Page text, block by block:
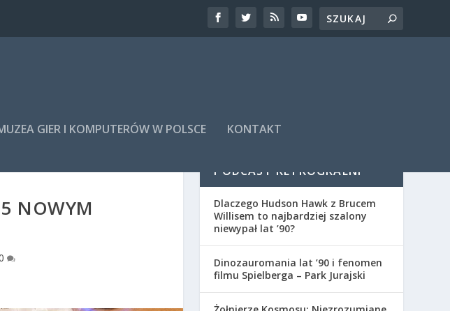
GIER I KOMPUTERÓW W POLSCE KONTAKT
NOWYM
PODCAST RETROGRALNI
Dlaczego Hudson Hawk z Brucem
Willisem to najbardziej szalony
niewypał lat ’90?
Dinozauromania lat ’90 i fenomen
filmu Spielberga – Park Jurajski